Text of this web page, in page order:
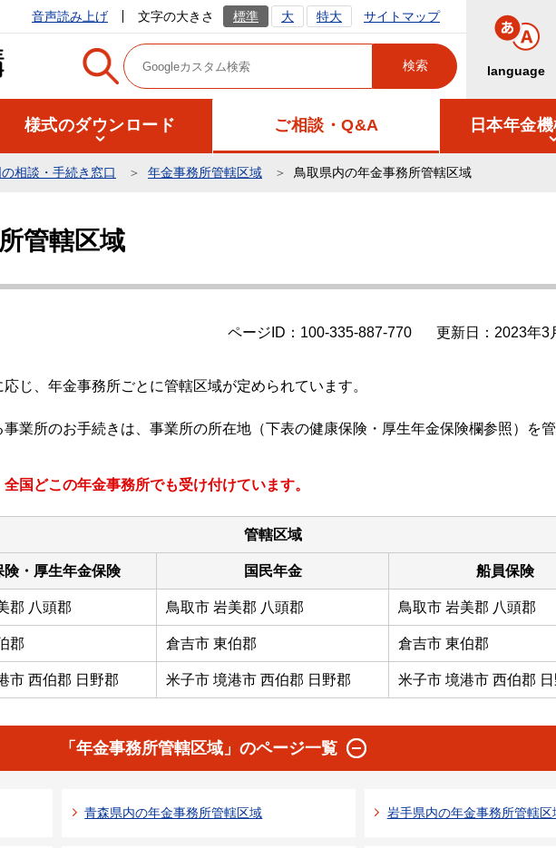
音声読み上げ 文字の大きさ 標準 大 特大 サイトマップ
language
様式のダウンロード ご相談・Q&A 日本年金
相談・手続き窓口 年金事務所管轄区域 鳥取県内の年金事務所管轄区域
管轄区域
ページID：100-335-887-770 更新日：2023年3
じ、年金事務所ごとに管轄区域が定められています。
業所のお手続きは、事業所の所在地（下表の健康保険・厚生年金保険欄参照）を
国どこの年金事務所でも受け付けています。
管轄区域
険・厚生年金保険 国民年金 船員保険
郡 八頭郡 鳥取市 岩美郡 八頭郡 鳥取市 岩美郡 八頭郡
郡 倉吉市 東伯郡 倉吉市 東伯郡
市 西伯郡 日野郡 米子市 境港市 西伯郡 日野郡 米子市 境港市 西伯郡
「年金事務所管轄区域」のページ一覧
青森県内の年金事務所管轄区域 岩手県内の年金事務所管轄区